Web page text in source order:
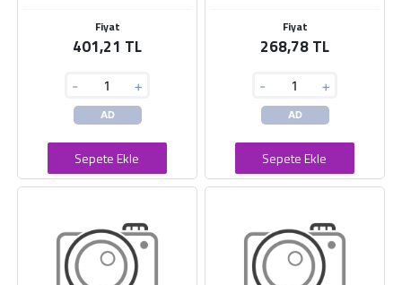
Fiyat
401,21 TL
- +
AD
Sepete Ekle
Fiyat
268,78 TL
- +
AD
Sepete Ekle